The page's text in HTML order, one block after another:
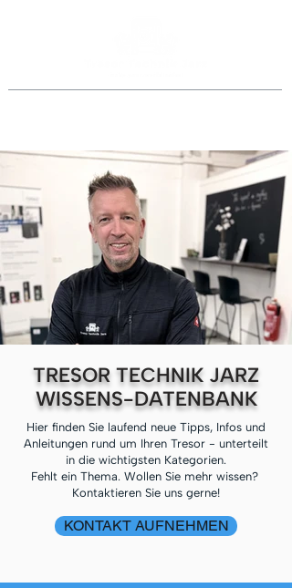
TRESOR TECHNIK JARZ
WISSENS-DATENBANK
Hier finden Sie laufend neue Tipps, Infos und
Anleitungen rund um Ihren Tresor - unterteilt
in die wichtigsten Kategorien.
Fehlt ein Thema. Wollen Sie mehr wissen?
Kontaktieren Sie uns gerne!
KONTAKT AUFNEHMEN